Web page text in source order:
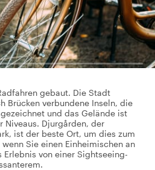
gebaut. Die Stadt
Brücken verbundene Inseln, die
und das Gelände ist
Niveaus. Djurgården, der
ist der beste Ort, um dies zum
Sie einen Einheimischen an
von einer Sightseeing-